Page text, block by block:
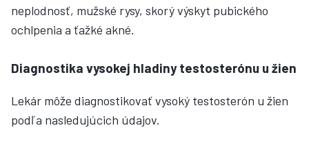
neplodnosť, mužské rysy, skorý výskyt pubického
ochlpenia a ťažké akné.
Diagnostika vysokej hladiny testosterónu u žien
Lekár môže diagnostikovať vysoký testosterón u žien
podľa nasledujúcich údajov.